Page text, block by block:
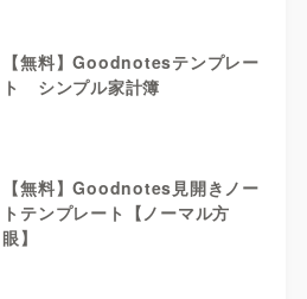
【無料】Goodnotesテンプレー
ト シンプル家計簿
【無料】Goodnotes見開きノー
トテンプレート【ノーマル方
眼】